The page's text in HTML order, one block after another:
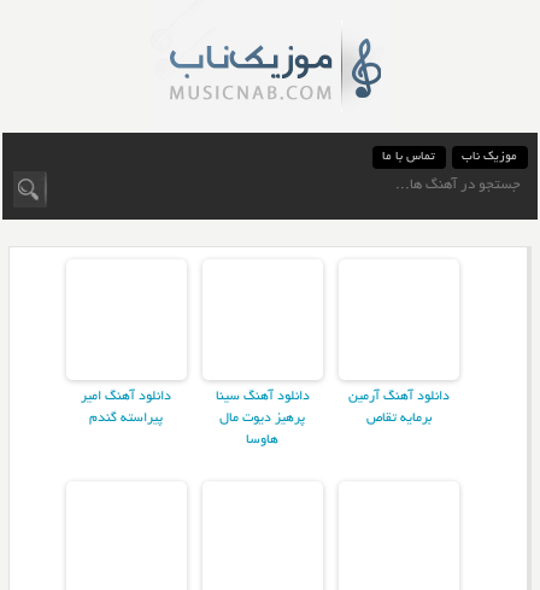
موزیک ناب تماس با ما
دانلود آهنگ آرمین
برمایه تقاص
دانلود آهنگ سینا
پرهیز دیوت مال
هاوسا
دانلود آهنگ امیر
پیراسته گندم